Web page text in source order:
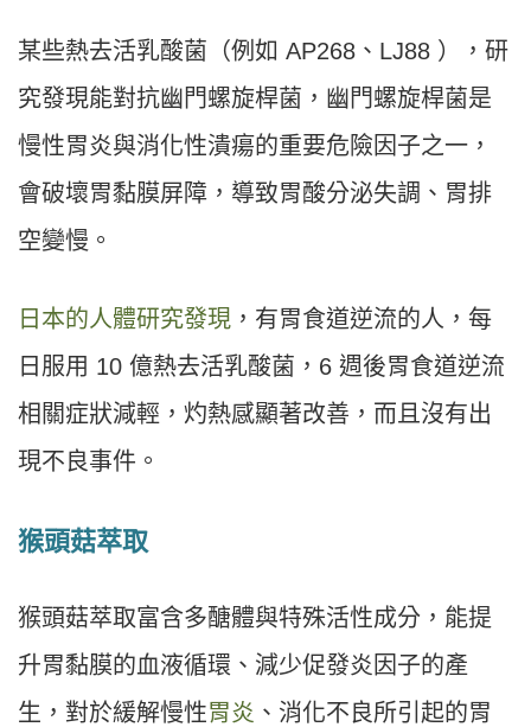
某些熱去活乳酸菌（例如 AP268、LJ88 ），研
究發現能對抗幽門螺旋桿菌，幽門螺旋桿菌是
慢性胃炎與消化性潰瘍的重要危險因子之一，
會破壞胃黏膜屏障，導致胃酸分泌失調、胃排
空變慢。
日本的人體研究發現 ，有胃食道逆流的人，每
日服用 10 億熱去活乳酸菌，6 週後胃食道逆流
相關症狀減輕，灼熱感顯著改善，而且沒有出
現不良事件。
猴頭菇萃取
猴頭菇萃取富含多醣體與特殊活性成分，能提
升胃黏膜的血液循環、減少促發炎因子的產
生，對於緩解慢性胃炎 、消化不良所引起的胃